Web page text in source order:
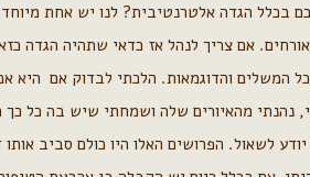
בכלל הגדה אלטרנטיבית? לנו יש אחת
אם צריך לנהל אז כדאי שתהיה הגדה
המשלים והדוגמאות. הלכתי לבדוק אם היא
מהאיורים שלה ושמחתי שיש בה כל כך
לשאול. הפרושים האלו היו כולם סביב